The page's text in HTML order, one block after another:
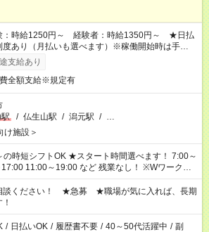
：時給1250円～ 経験者：時給1350円～ ★日払
度あり（月払いも選べます）※稼働開始時は手続き
支払いとなります。
支給あり
全額支給※規定有
/ 仏生山駅 / 潟元駅 / …
け施設＞
★スタート時間選べます！ 7:00～
11:00～19:00 など 残業なし！ ※Wワークの
仕事と合わせ週40時間超の就業はご案内できませ
き、週20時間以上勤務は社会保険への加入対象
働者派遣法（日雇い派遣の原則禁止）により、
間の就業はご案内が難しい場合があります
談ください！ ★急募 ★職場が気に入れば、長期
/ 日払いOK / 履歴書不要 / 40～50代活躍中 / 副